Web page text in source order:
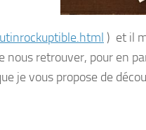
) et il
nous retrouver, pour en
je vous propose de